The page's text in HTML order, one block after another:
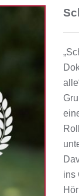
ins